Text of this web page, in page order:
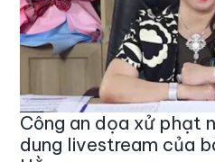
Công an dọa xử phạt
dung livestream của